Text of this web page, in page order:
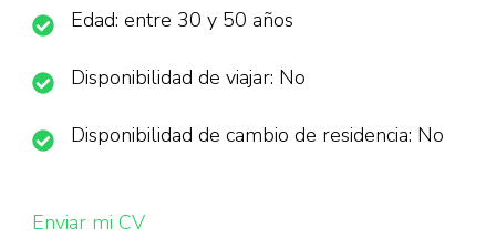
Edad: entre 30 y 50 años
Disponibilidad de viajar: No
Disponibilidad de cambio de residencia: No
Enviar mi CV